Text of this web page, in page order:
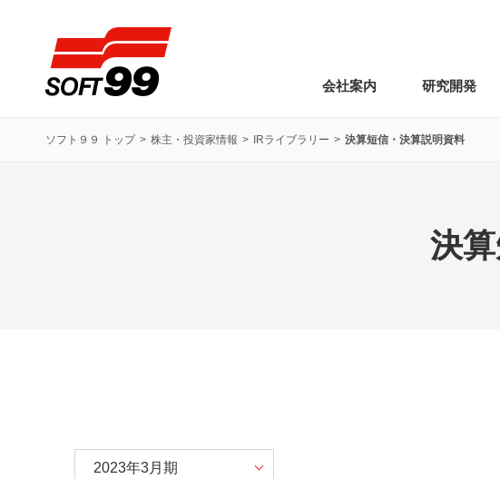
会社案内 研究開発
ソフト９９ トップ 株主・投資家情報 IRライブラリー 決算短信・決算説明資料
決